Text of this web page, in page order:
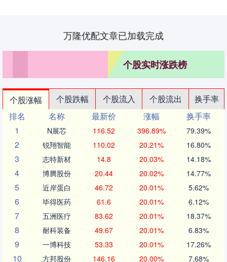
万隆优配文章已加载完成
个股实时涨跌榜
个股涨幅 个股跌幅 个股流入 个股流出
换手率
排名
名称 最新价 涨幅
换手率
1
N展芯 116.52 396.89% 79.39%
2 锐翔智能 110.02 20.21% 16.80%
3 志特新材 14.8 20.03% 14.18%
4 博腾股份 20.44 20.02% 14.77%
5 近岸蛋白 46.72 20.01% 5.62%
6 毕得医药 61.6 20.01% 6.12%
7 五洲医疗 83.62 20.01% 18.37%
8 耐科装备 49.67 20.01% 6.83%
9 一博科技 53.33 20.01% 17.26%
10 方邦股份 146.16 20.00% 7.68%